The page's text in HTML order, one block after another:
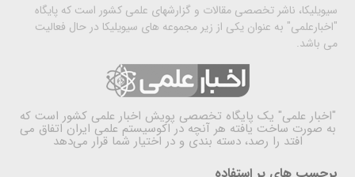
سیویلیکا، ناشر تخصصی مقالات و گزارشهای علمی کشور است که پایگاه
"اخبارعلمی" به عنوان یکی از زیر مجموعه های سیویلیکا در حال فعالیت
می باشد.
"اخبار علمی" یک پایگاه تخصصی پویش اخبار علمی کشور است که
به صورت ساخت یافته هر آنچه در اکوسیستم علمی ایران اتفاق می
افتد را رصد، دسته بندی و در اختیار شما قرار می‌دهد